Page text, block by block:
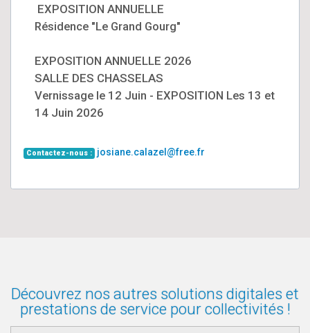
EXPOSITION ANNUELLE
Résidence "Le Grand Gourg"
EXPOSITION ANNUELLE 2026
SALLE DES CHASSELAS
Vernissage le 12 Juin - EXPOSITION Les 13 et
14 Juin 2026
Contactez-nous : josiane.calazel@free.fr
Découvrez nos autres solutions digitales et
prestations de service pour collectivités !